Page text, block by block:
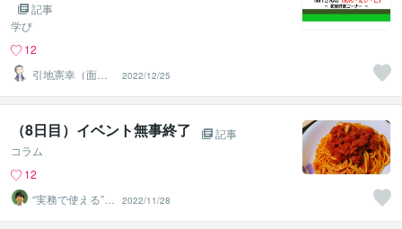
記事
学び
12
引地憲幸（面接
トレーナーnori
さん）
2022/12/25
（8日目）イベント無事終了
記事
コラム
12
“実務で使える”改
善パートナー／
かめきち
2022/11/28